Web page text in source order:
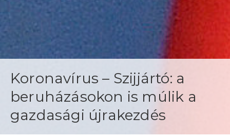
Koronavírus – Szijjártó: a
beruházásokon is múlik a
gazdasági újrakezdés